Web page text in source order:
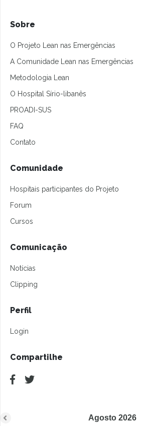
Sobre
O Projeto Lean nas Emergências
A Comunidade Lean nas Emergências
Metodologia Lean
O Hospital Sírio-libanês
PROADI-SUS
FAQ
Contato
Comunidade
Hospitais participantes do Projeto
Forum
Cursos
Comunicação
Notícias
Clipping
Perfil
Login
Compartilhe
Agosto 2026